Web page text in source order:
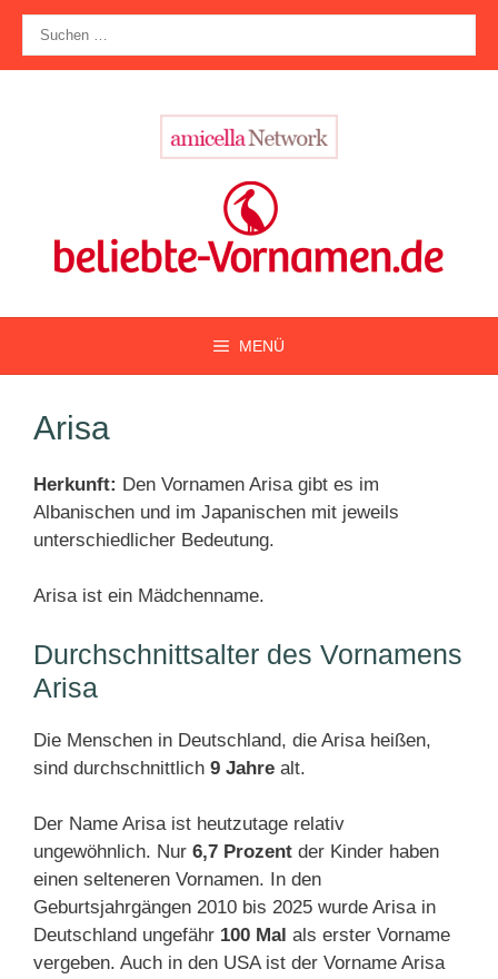
Zum
Inhalt
springen
nach:
MENÜ
Arisa
Herkunft: Den Vornamen Arisa gibt es im
Albanischen und im Japanischen mit jeweils
unterschiedlicher Bedeutung.
Arisa ist ein Mädchenname.
Durchschnittsalter des Vornamens
Arisa
Die Menschen in Deutschland, die Arisa heißen,
sind durchschnittlich 9 Jahre alt.
Der Name Arisa ist heutzutage relativ
ungewöhnlich. Nur 6,7 Prozent der Kinder haben
einen selteneren Vornamen. In den
Geburtsjahrgängen 2010 bis 2025 wurde Arisa in
Deutschland ungefähr 100 Mal als erster Vorname
vergeben. Auch in den USA ist der Vorname Arisa